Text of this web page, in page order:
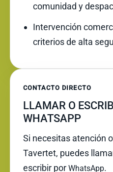
comunidad y
Intervención
criterios de alta
CONTACTO DIRECTO
LLAMAR O
WHATSAPP
Si necesitas atención
Tavertet, puedes
escribir por WhatsApp.